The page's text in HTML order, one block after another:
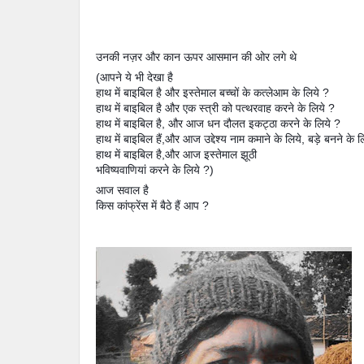
उनकी नज़र और कान ऊपर आसमान की ओर लगे थे
(आपने ये भी देखा है
हाथ में बाइबिल है और इस्तेमाल बच्चों के कत्लेआम के लिये ?
हाथ में बाइबिल है और एक स्त्री को पत्थरवाह करने के लिये ?
हाथ में बाइबिल है, और आज धन दौलत इकट्ठा करने के लिये ?
हाथ में बाइबिल हैं,और आज उद्देश्य नाम कमाने के लिये, बड़े बनने के
हाथ में बाइबिल है,और आज इस्तेमाल झूठी
भविष्यवाणियां करने के लिये ?)
आज सवाल है
किस कांफ्रेंस में बैठे हैं आप ?